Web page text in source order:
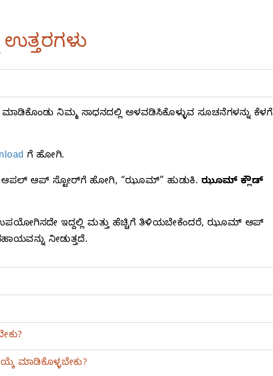
ಉತ್ತರಗಳು
ನಿಮ್ಮ ಸಾಧನದಲ್ಲಿ ಅಳವಡಿಸಿಕೊಳ್ಳುವ ಸೂಚನೆಗಳನ್ನು ಕೆಳಗೆ
ಗೆ ಹೋಗಿ.
ಆಪಲ್‌ ಆಪ್‌ ಸ್ಟೋರ್‌ಗೆ ಹೋಗಿ, “ಝೂಮ್‌” ಹುಡುಕಿ. ಝೂಮ್‌ ಕ್ಲೌಡ್‌
ಇದ್ದಲ್ಲಿ ಮತ್ತು ಹೆಚ್ಚಿಗೆ ತಿಳಿಯಬೇಕೆಂದರೆ, ಝೂಮ್‌ ಆಪ್‌
ನೀಡುತ್ತದೆ.
ಮಾಡಿಕೊಳ್ಳಬೇಕು?